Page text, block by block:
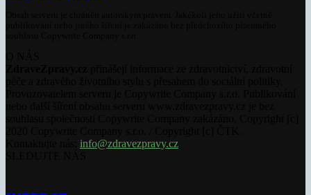
info@zdravezpravy.cz